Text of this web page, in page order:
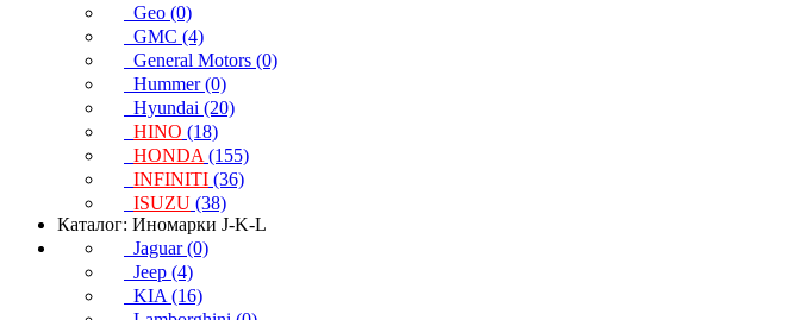
Geo (0)
GMC (4)
General Motors (0)
Hummer (0)
Hyundai (20)
HINO (18)
HONDA (155)
INFINITI (36)
ISUZU (38)
Каталог: Иномарки J-K-L
Jaguar (0)
Jeep (4)
KIA (16)